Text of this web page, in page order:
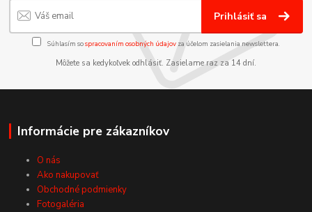
Prihlásiť sa
Súhlasím sospracovaním osobných údajov za účelom zasielania newslettera.
Môžete sa kedykoľvek odhlásiť. Zasielame raz za 14 dní.
Informácie pre zákazníkov
O nás
Ako nakupovať
Obchodné podmienky
Fotogaléria